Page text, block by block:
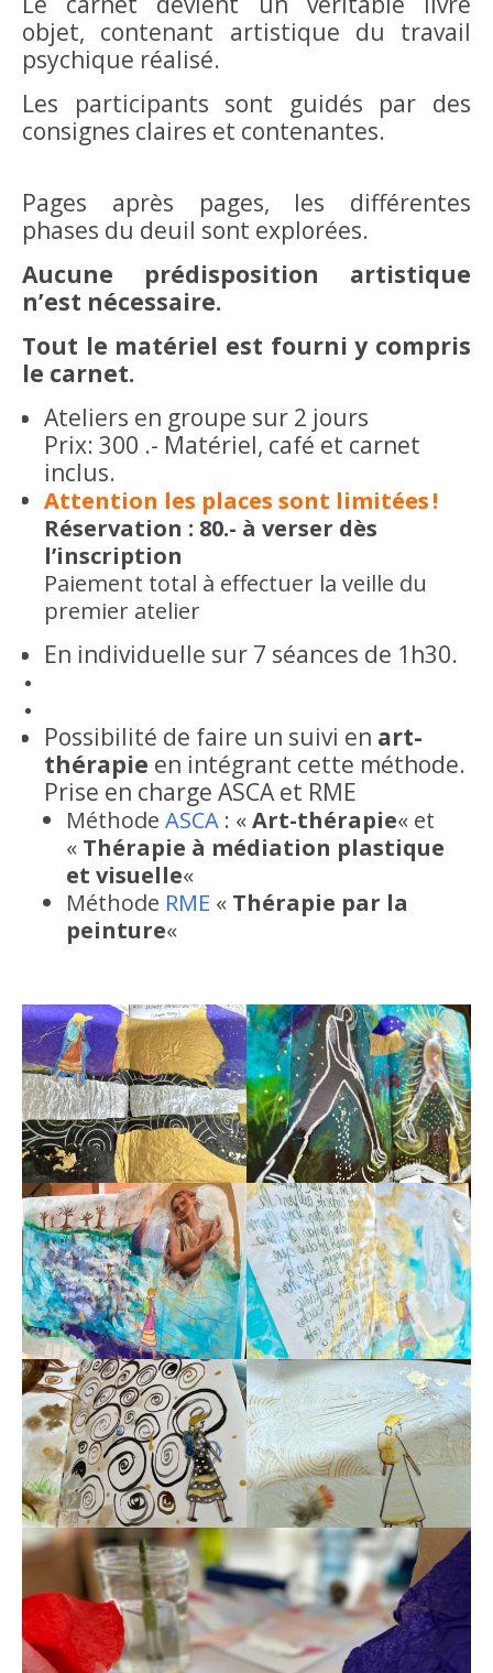
objet, contenant artistique du travail
psychique réalisé.
Les participants sont guidés par des
consignes claires et contenantes.
Pages après pages, les différentes
phases du deuil sont explorées.
Aucune prédisposition artistique
n’est nécessaire.
Tout le matériel est fourni y compris
le carnet.
Ateliers en groupe sur 2 jours
Prix: 300 .- Matériel, café et carnet
inclus.
Attention les places sont limitées !
Réservation : 80.- à verser dès
l’inscription
Paiement total à effectuer la veille du
premier atelier
En individuelle sur 7 séances de 1h30.
Possibilité de faire un suivi en art-
thérapie en intégrant cette méthode.
Prise en charge ASCA et RME
Méthode ASCA : «Art-thérapie« et
« Thérapie à médiation plastique
et visuelle«
Méthode RME « Thérapie par la
peinture«